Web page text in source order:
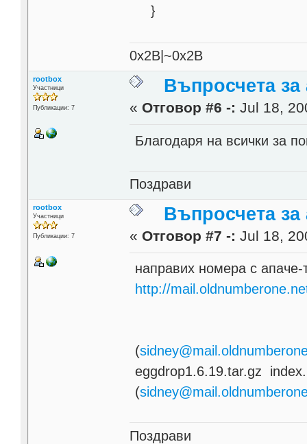
}
0x2B|~0x2B
rootbox
Участници
Публикации: 7
Въпросчета
« Отговор #6 -: Jul 18,
Благодаря на всички за
Поздрави
rootbox
Участници
Публикации: 7
Въпросчета
« Отговор #7 -: Jul 18,
направих номера с
http://
(
eggdrop1.6.19.tar.gz
(
Поздрави